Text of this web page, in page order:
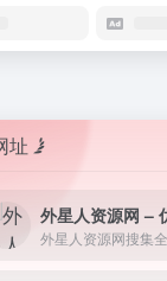
址